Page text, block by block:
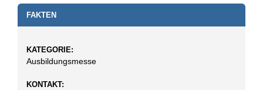
FAKTEN
KATEGORIE:
Ausbildungsmesse
KONTAKT: